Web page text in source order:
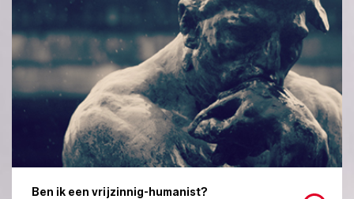
Ben ik een vrijzinnig-humanist?